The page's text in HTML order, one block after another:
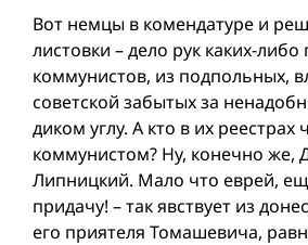
Вот немцы в комендатуре и
листовки – дело рук каких-
коммунистов, из подпольных,
советской забытых за
диком углу. А кто в их реестрах
коммунистом? Ну, конечно же,
Липницкий. Мало что еврей,
придачу! – так явствует из
его приятеля Томашевича,